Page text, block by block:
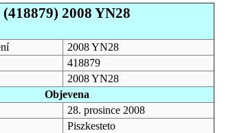
(418879) 2008 YN28
2008 YN28
418879
2008 YN28
Objevena
28. prosince 2008
Piszkesteto